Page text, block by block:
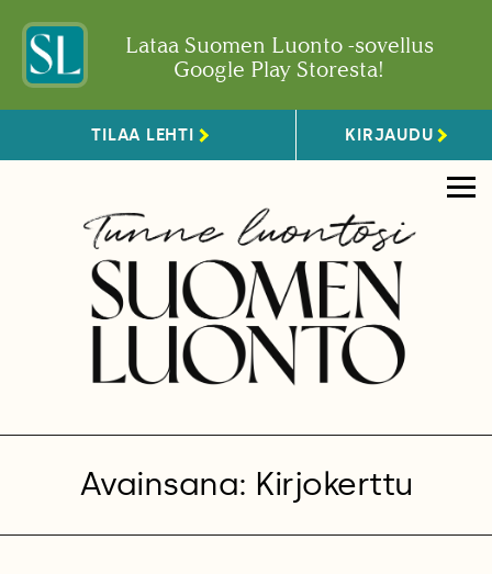
Lataa Suomen Luonto -sovellus
Google Play Storesta!
TILAA LEHTI KIRJAUDU
Avainsana: Kirjokerttu